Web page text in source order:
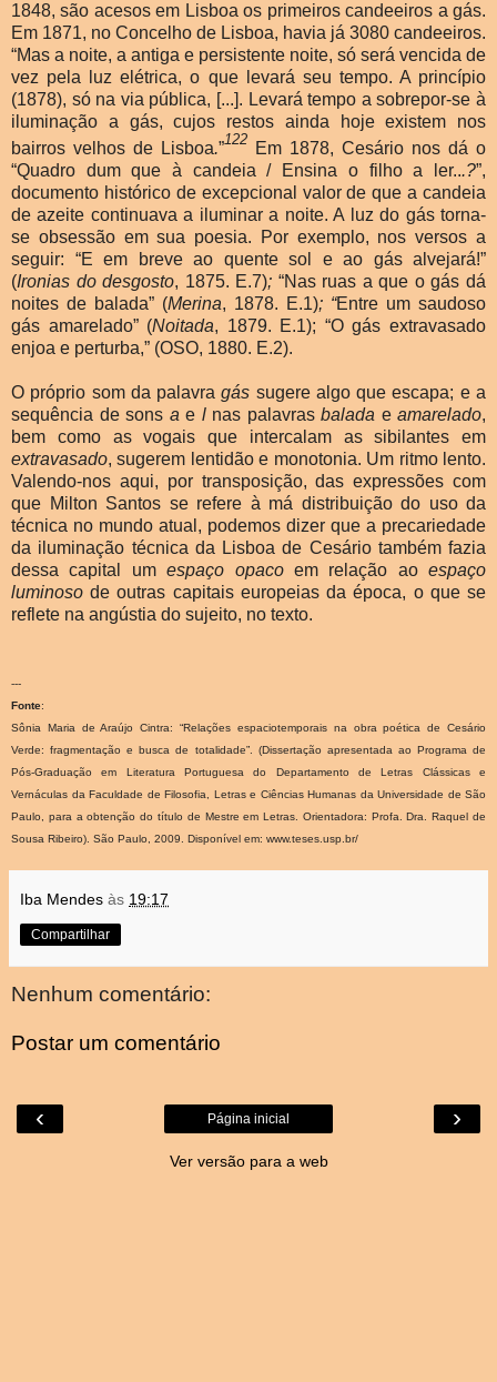
1848, são acesos em Lisboa os primeiros candeeiros a gás.
Em 1871, no Concelho de Lisboa, havia já 3080 candeeiros.
“Mas a noite, a antiga e persistente noite, só será vencida de
vez pela luz elétrica, o que levará seu tempo. A princípio
(1878), só na via pública, [...]. Levará tempo a sobrepor-se à
iluminação a gás, cujos restos ainda hoje existem nos
bairros velhos de Lisboa.”122 Em 1878, Cesário nos dá o
“Quadro dum que à candeia / Ensina o filho a ler...?”,
documento histórico de excepcional valor de que a candeia
de azeite continuava a iluminar a noite. A luz do gás torna-
se obsessão em sua poesia. Por exemplo, nos versos a
seguir: “E em breve ao quente sol e ao gás alvejará!”
(Ironias do desgosto, 1875. E.7); “Nas ruas a que o gás dá
noites de balada” (Merina, 1878. E.1); “Entre um saudoso
gás amarelado” (Noitada, 1879. E.1); “O gás extravasado
enjoa e perturba,” (OSO, 1880. E.2).
O próprio som da palavragás sugere algo que escapa; e a
sequência de sons a e l nas palavras balada e amarelado,
bem como as vogais que intercalam as sibilantes em
extravasado, sugerem lentidão e monotonia. Um ritmo lento.
Valendo-nos aqui, por transposição, das expressões com
que Milton Santos se refere à má distribuição do uso da
técnica no mundo atual, podemos dizer que a precariedade
da iluminação técnica da Lisboa de Cesário também fazia
dessa capital umespaço opacoem relação ao espaço
luminoso de outras capitais europeias da época, o que se
reflete na angústia do sujeito, no texto.
---
Fonte:
Sônia Maria de Araújo Cintra: “Relações espaciotemporais na obra poética de Cesário
Verde: fragmentação e busca de totalidade”. (Dissertação apresentada ao Programa de
Pós-Graduação em Literatura Portuguesa do Departamento de Letras Clássicas e
Vernáculas da Faculdade de Filosofia, Letras e Ciências Humanas da Universidade de São
Paulo, para a obtenção do título de Mestre em Letras. Orientadora: Profa. Dra. Raquel de
Sousa Ribeiro). São Paulo, 2009. Disponível em: www.teses.usp.br/
Iba Mendes às 19:17
Compartilhar
Nenhum comentário:
Postar um comentário
‹ ›
Página inicial
Ver versão para a web